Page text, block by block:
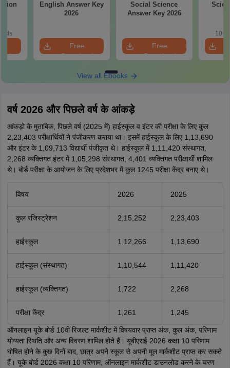
English Answer Key
2026
Free
Download
Social Science
Answer Key 2026
Free
Download
10+
View all Ebooks
वर्ष 2026 और पिछले वर्ष के आंकड़े
आंकड़ो के मुताबिक, पिछले वर्ष (2025 में) हाईस्कूल व इंटर की परीक्षा के लिए कुल
2,23,403 परीक्षार्थियों ने पंजीकरण कराया था। इसमें हाईस्कूल के लिए 1,13,690
और इंटर के 1,09,713 विद्यार्थी पंजीकृत थे। हाईस्कूल में 1,11,420 संस्थागत,
2,268 व्यक्तिगत इंटर में 1,05,298 संस्थागत, 4,401 व्यक्तिगत परीक्षार्थी शामिल
थे। बोर्ड परीक्षा के आयोजन के लिए प्रदेशभर में कुल 1245 परीक्षा केंद्र बनाए थे।
विषय 2026 2025
कुल रजिस्ट्रेशन 2,15,252 2,23,403
हाईस्कूल 1,12,266 1,13,690
हाईस्कूल (संस्थागत) 1,10,544 1,11,420
हाईस्कूल (व्यक्तिगत) 1,722 2,268
परीक्षा केंद्र 1,261 1,245
ऑनलाइन यूके बोर्ड 10वीं रिजल्ट मार्कशीट में विषयवार प्राप्त अंक, कुल अंक, परिणाम
योग्यता स्थिति और अन्य विवरण शामिल होते हैं। यूबीएसई 2026 कक्षा 10 परिणाम
घोषित होने के कुछ दिनों बाद, छात्र अपने स्कूल से अपनी मूल मार्कशीट प्राप्त कर सकते
हैं। यूके बोर्ड 2026 कक्षा 10 परिणाम, ऑनलाइन मार्कशीट डाउनलोड करने के चरण